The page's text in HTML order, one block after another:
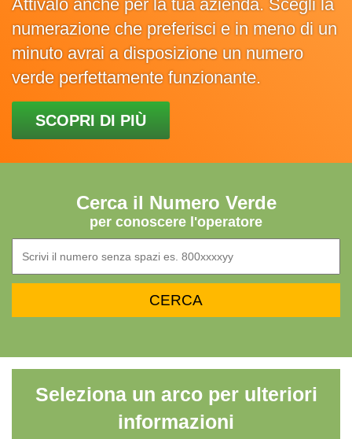
Attivalo anche per la tua azienda. Scegli la
numerazione che preferisci e in meno di un
minuto avrai a disposizione un numero
verde perfettamente funzionante.
SCOPRI DI PIÙ
Cerca il Numero Verde
per conoscere l'operatore
Seleziona un arco per ulteriori
informazioni